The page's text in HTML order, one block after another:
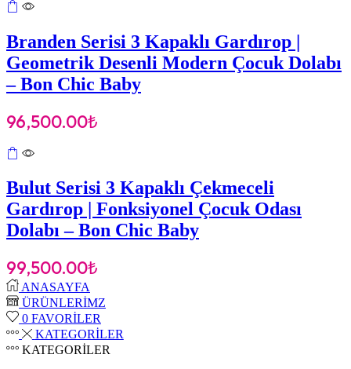
Branden Serisi 3 Kapaklı Gardırop |
Geometrik Desenli Modern Çocuk Dolabı
– Bon Chic Baby
96,500.00₺
Bulut Serisi 3 Kapaklı Çekmeceli
Gardırop | Fonksiyonel Çocuk Odası
Dolabı – Bon Chic Baby
99,500.00₺
ANASAYFA
ÜRÜNLERİMZ
0 FAVORİLER
KATEGORİLER
KATEGORİLER